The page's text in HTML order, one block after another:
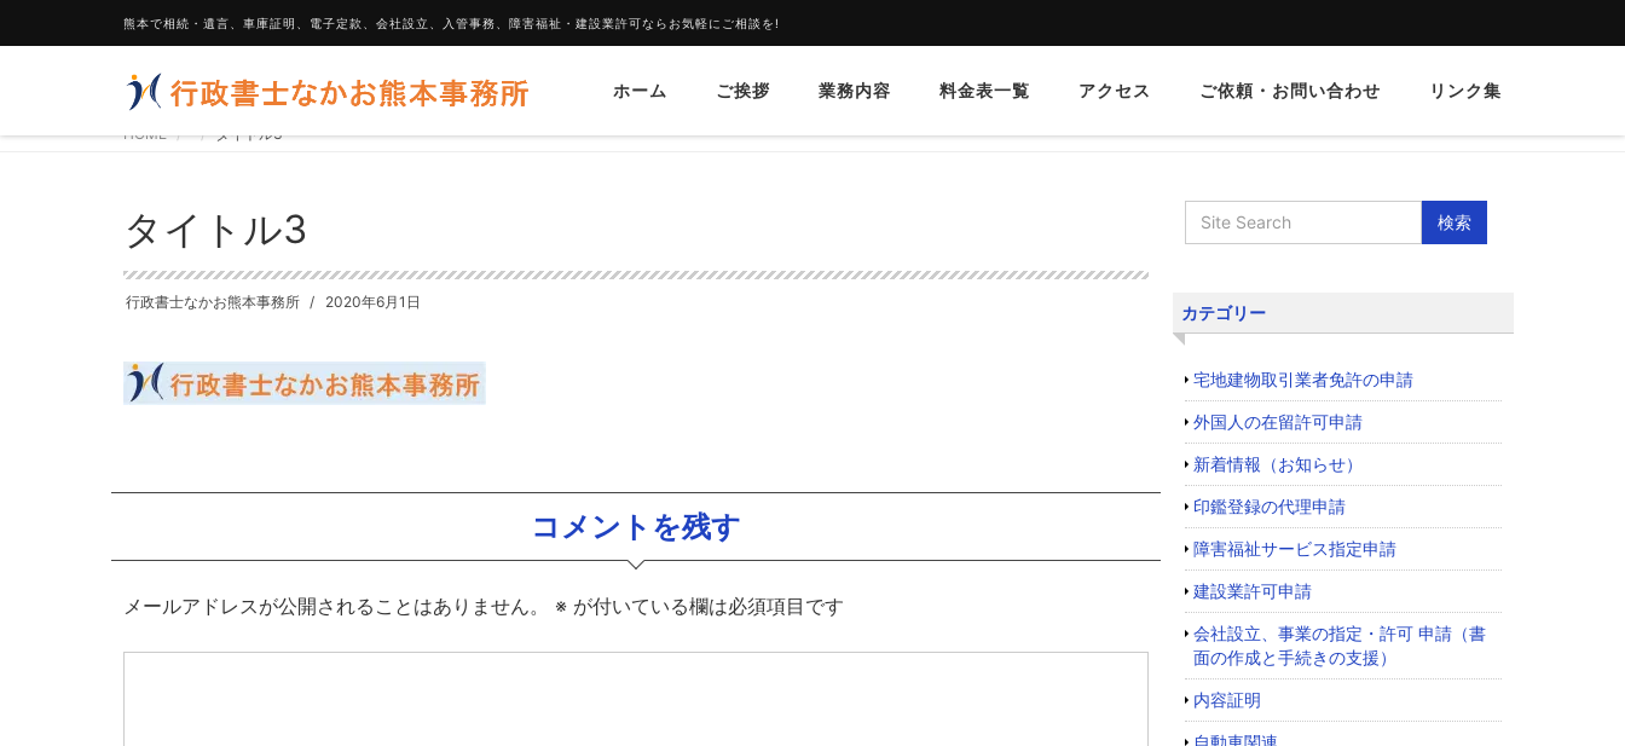
熊本で相続・遺言、車庫証明、電子定款、会社設立、入管事務、障害福祉・建設業許可ならお気軽にご相談を!
ホーム ご挨拶 業務内容 料金表一覧 アクセス ご依頼・お問い合わせ リンク集
HOME タイトル3
タイトル3
行政書士なかお熊本事務所 2020年6月1日
コメントを残す
メールアドレスが公開されることはありません。 ※ が付いている欄は必須項目です
カテゴリー
宅地建物取引業者免許の申請
外国人の在留許可申請
新着情報（お知らせ）
印鑑登録の代理申請
障害福祉サービス指定申請
建設業許可申請
会社設立、事業の指定・許可 申請（書
面の作成と手続きの支援）
内容証明
自動車関連